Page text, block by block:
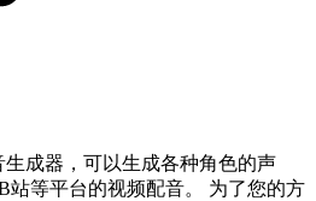
成器，可以生成各种角色的声
站等平台的视频配音。 为了您的方